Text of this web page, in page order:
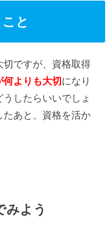
と
切ですが、資格取得
何よりも大切になり
したらいいでしょ
たあと、資格を活か
みよう